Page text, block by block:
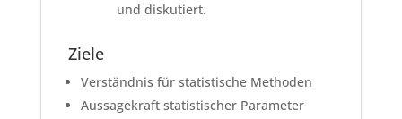
und diskutiert.
Ziele
Verständnis für statistische Methoden
Aussagekraft statistischer Parameter